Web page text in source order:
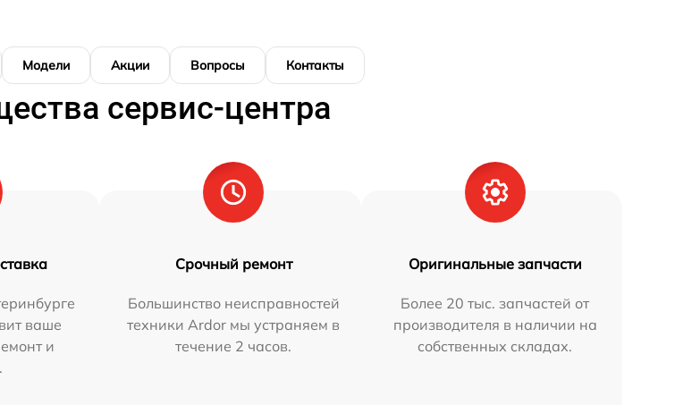
Модели Акции Вопросы Контакты
сервис-центра
ваше
и
Срочный ремонт
Большинство неисправностей
техники Ardor мы устраняем в
течение 2 часов.
Оригинальные запчасти
Более 20 тыс. запчастей от
производителя в наличии на
собственных складах.